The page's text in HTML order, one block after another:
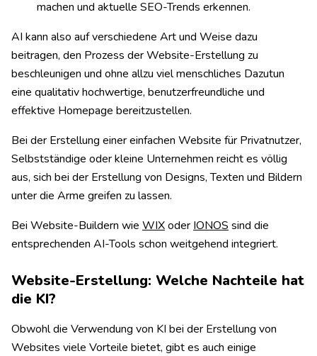
machen und aktuelle SEO-Trends erkennen.
AI kann also auf verschiedene Art und Weise dazu
beitragen, den Prozess der Website-Erstellung zu
beschleunigen und ohne allzu viel menschliches Dazutun
eine qualitativ hochwertige, benutzerfreundliche und
effektive Homepage bereitzustellen.
Bei der Erstellung einer einfachen Website für Privatnutzer,
Selbstständige oder kleine Unternehmen reicht es völlig
aus, sich bei der Erstellung von Designs, Texten und Bildern
unter die Arme greifen zu lassen.
Bei Website-Buildern wie WIXoder IONOS sind die
entsprechenden AI-Tools schon weitgehend integriert.
Website-Erstellung: Welche Nachteile hat
die KI?
Obwohl die Verwendung von KI bei der Erstellung von
Websites viele Vorteile bietet, gibt es auch einige